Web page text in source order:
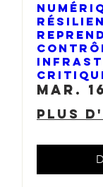
mar.
Plus